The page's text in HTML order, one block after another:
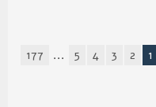
5
...
177